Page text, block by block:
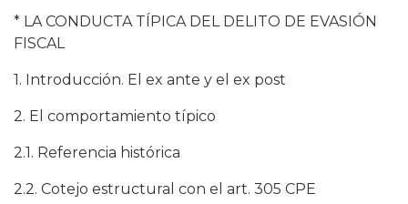
* LA CONDUCTA TÍPICA DEL DELITO DE EVASIÓN
FISCAL
1. Introducción. El ex ante y el ex post
2. El comportamiento típico
2.1. Referencia histórica
2.2. Cotejo estructural con el art. 305 CPE